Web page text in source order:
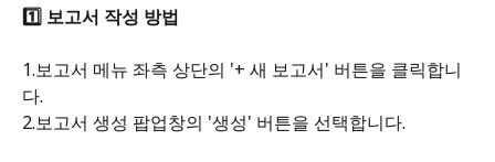
1️⃣ 보고서 작성 방법
1.보고서 메뉴 좌측 상단의 '+ 새 보고서' 버튼을 클릭합니
다.
2.보고서 생성 팝업창의 '생성' 버튼을 선택합니다.